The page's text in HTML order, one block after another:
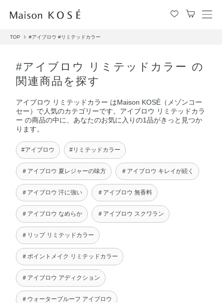
メ
TOP #アイブロウ #リミテッドカラー
#アイブロウ リミテッドカラー の
関連商品を探す
アイブロウ リミテッドカラー はMaison KOSÉ（メゾンコー
セー）で人気のカテゴリーです。アイブロウ リミテッドカラ
ー の商品の中に、あなたのお気に入りの1品がきっと見つか
ります。
#アイブロウ #リミテッドカラー
＃アイブロウ 夏レジャーの味方 ＃アイブロウ キレイが続く
＃アイブロウ 汗に強い ＃アイブロウ 無香料
＃アイブロウ なめらか ＃アイブロウ スクワラン
＃リップ リミテッドカラー
＃ポイントメイク リミテッドカラー
＃アイブロウ アディクション
＃ウォータープルーフ アイブロウ